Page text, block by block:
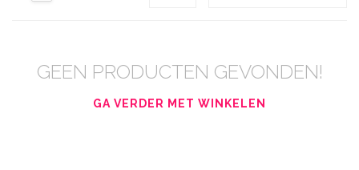
GEEN PRODUCTEN GEVONDEN!
GA VERDER MET WINKELEN